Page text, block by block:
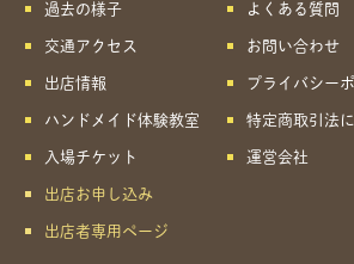
過去の様子
交通アクセス
出店情報
ハンドメイド体験教室
入場チケット
出店お申し込み
出店者専用ページ
よくある質問
お問い合わせ
プライバシー
特定商取引法
運営会社